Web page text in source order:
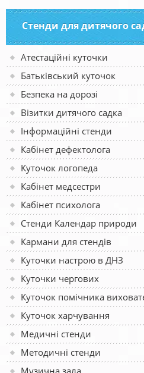
Стенди для дитячого
Атестаційні куточки
Батьківський куточок
Безпека на дорозі
Візитки дитячого садка
Інформаційні стенди
Кабінет дефектолога
Куточок логопеда
Кабінет медсестри
Кабінет психолога
Стенди Календар природи
Кармани для стендів
Куточки настрою в ДНЗ
Куточки чергових
Куточок помічника
Куточок харчування
Медичні стенди
Методичні стенди
Музична зала